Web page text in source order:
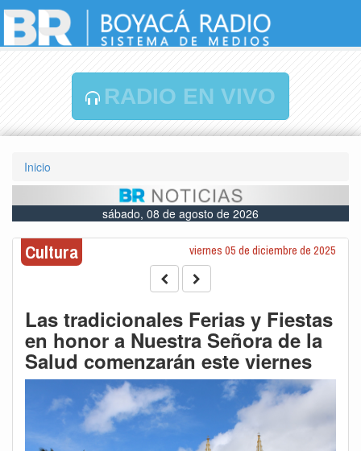
RADIO EN VIVO
Inicio
sábado, 08 de agosto de 2026
Cultura viernes 05 de diciembre de 2025
Las tradicionales Ferias y Fiestas
en honor a Nuestra Señora de la
Salud comenzarán este viernes